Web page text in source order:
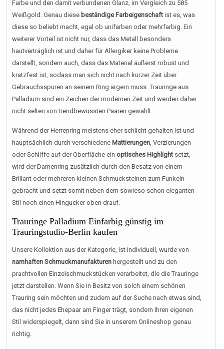
Farbe und den damit verbundenen Glanz, im Vergleich zu 585
Weißgold. Genau diese beständige Farbeigenschaft ist es, was
diese so beliebt macht, egal ob unifarben oder mehrfarbig. Ein
weiterer Vorteil ist nicht nur, dass das Metall besonders
hautverträglich ist und daher für Allergiker keine Probleme
darstellt, sondern auch, dass das Material äußerst robust und
kratzfest ist, sodass man sich nicht nach kurzer Zeit über
Gebrauchsspuren an seinem Ring ärgern muss. Trauringe aus
Palladium sind ein Zeichen der modernen Zeit und werden daher
nicht selten von trendbewussten Paaren gewählt.
Während der Herrenring meistens eher schlicht gehalten ist und
hauptsächlich durch verschiedene Mattierungen, Verzierungen
oder Schliffe auf der Oberfläche einoptisches Highlight setzt,
wird der Damenring zusätzlich durch den Besatz von einem
Brillant oder mehreren kleinen Schmucksteinen zum Funkeln
gebracht und setzt somit neben dem sowieso schon eleganten
Stil noch einen Hingucker oben drauf.
Trauringe Palladium Einfarbig günstig im
Trauringstudio-Berlin kaufen
Unsere Kollektion aus der Kategorie, ist individuell, wurde von
namhaften Schmuckmanufakturen hergestellt und zu den
prachtvollen Einzelschmuckstücken verarbeitet, die die Trauringe
jetzt darstellen. Wenn Sie in Besitz von solch einem schönen
Trauring sein möchten und zudem auf der Suche nach etwas sind,
das nicht jedes Ehepaar am Finger trägt, sondern Ihren eigenen
Stil widerspiegelt, dann sind Sie in unserem Onlineshop genau
richtig.